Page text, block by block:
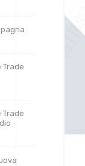
Trade
Trade